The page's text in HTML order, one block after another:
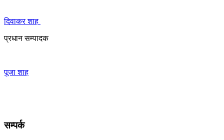
दिवाकर शाह
प्रधान सम्पादक
पूजा शाह
सम्पर्क